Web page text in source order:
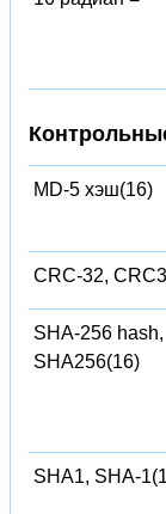
MD-5 хэш(16)
CRC-32,
SHA-256 hash,
SHA256(16)
SHA1, SHA-